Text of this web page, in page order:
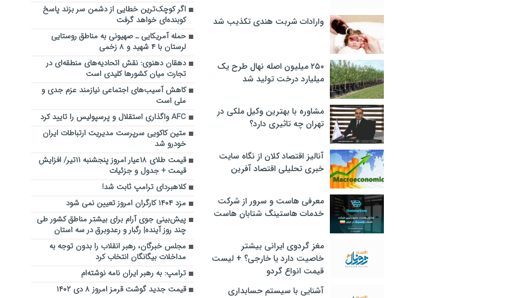
وارادات شربت هندی تکذیب شد
۲۵۰ میلیون اصله نهال طرح یک
میلیارد درخت تولید شد
مشاوره با بهترین وکیل ملکی در
تهران چه تاثیری دارد؟
آنالیز اقتصاد کلان از نگاه سایت
خبری تحلیلی اقتصاد آفرین
معرفی هاست و سرور از شرکت
خدمات هاستینگ شتابان هاست
مغز گردوی ایرانی بیشتر
خاصیت دارد یا خارجی؟ + لیست
قیمت انواع گردو
آشنایی با سیستم حسابداری
اگر کوچک‌ترین خطایی از دشمن سر بزند‌ پاسخ
کوبنده‌ای خواهد گرفت
حمله آمریکایی ـ صهیونی به مناطق روستایی
لرستان با ۴ شهید و ۸ زخمی
دهقان دهنوی: نقش اتحادیه‌های منطقه‌ای در
تجارت میان کشورها کلیدی است
کاهش آسیب‌های اجتماعی نیازمند عزم جدی و
ملی است
AFC واگذاری استقلال و پرسپولیس را تایید کرد
متین کاکویی سرپرست مدیریت ارتباطات ایران
خودرو شد
قیمت طلای ۱۸عیار امروز پنجشنبه ۱۱تیر/ افزایش
قیمت + جدول و جزئیات
کلاهبردای ترامپ ثابت شد!
مزد ۱۴۰۴ کارگران امروز تعیین نمی شود
پیش‌بینی جوی آرام برای بیشتر مناطق کشور طی
چند روز آینده| رگبار و رعدوبرق در سه استان
مجلس خبرگان، رهبر انقلاب را بدون توجه به
مداخلات بیگانگان انتخاب کرد
ترامپ: به رهبر ایران نامه نوشته‌ام
قیمت جدید گوشت قرمز امروز ۸ دی ۱۴۰۲